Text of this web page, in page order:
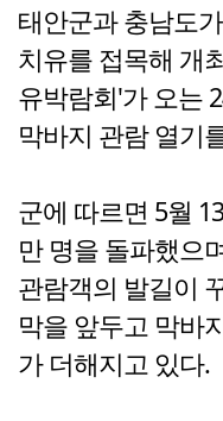
태안군과 충남도
치유를 접목해 개
유박람회'가 오는
막바지 관람 열기
군에 따르면 5월
만 명을 돌파했으
관람객의 발길이
막을 앞두고 막바
가 더해지고 있다.